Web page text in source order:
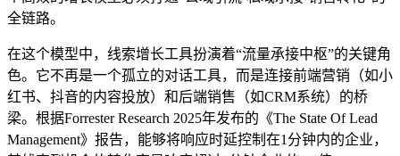
全链路。
在这个模型中，线索增长工具扮演着“流量承接中枢”的关键角
色。它不再是一个孤立的对话工具，而是连接前端营销（如小
红书、抖音的内容投放）和后端销售（如CRM系统）的桥
梁。根据Forrester Research 2025年发布的《The State Of Lead
Management》报告，能够将响应时延控制在1分钟内的企业，